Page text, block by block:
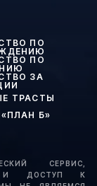
ПО
ПО
ЗА
ТРАСТЫ
Б»
СЕРВИС,
И ДОСТУП К